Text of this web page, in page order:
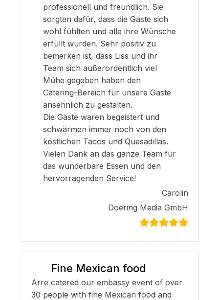
professionell und freundlich. Sie
sorgten dafür, dass die Gäste sich
wohl fühlten und alle ihre Wünsche
erfüllt wurden. Sehr positiv zu
bemerken ist, dass Liss und ihr
Team sich außerordentlich viel
Mühe gegeben haben den
Catering-Bereich für unsere Gäste
ansehnlich zu gestalten.
Die Gäste waren begeistert und
schwärmen immer noch von den
köstlichen Tacos und Quesadillas.
Vielen Dank an das ganze Team für
das wunderbare Essen und den
hervorragenden Service!
Carolin
Doering Media GmbH
Fine Mexican food
Arre catered our embassy event of over
30 people with fine Mexican food and